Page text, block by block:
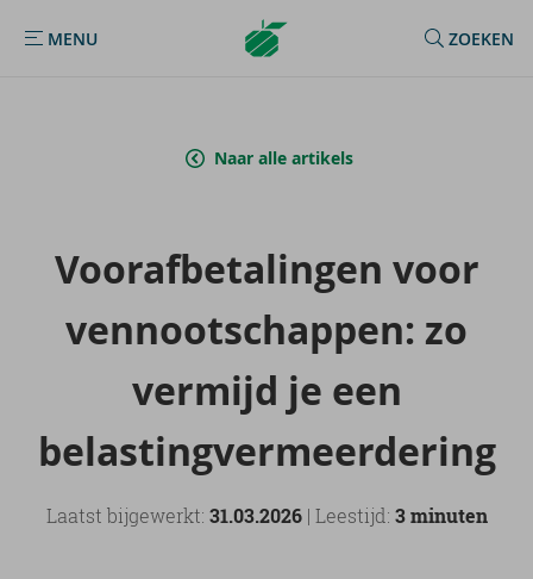
MENU
MENU
Argenta
Homepage
ZOEKEN
Naar alle artikels
Voor­af­be­ta­lin­gen voor
ven­noot­schap­pen: zo
ver­mijd je een
be­las­ting­ver­meer­de­ring
Laatst bijgewerkt: 31.03.2026| Leestijd: 3 minuten